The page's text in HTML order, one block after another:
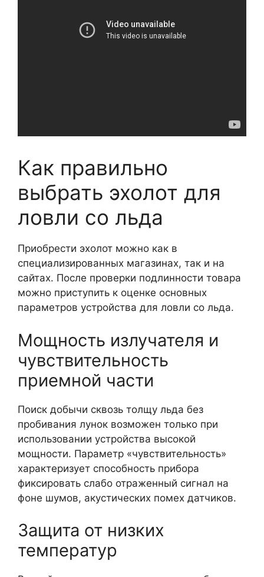
Как правильно
выбрать эхолот для
ловли со льда
Приобрести эхолот можно как в
специализированных магазинах, так и на
сайтах. После проверки подлинности товара
можно приступить к оценке основных
параметров устройства для ловли со льда.
Мощность излучателя и
чувствительность
приемной части
Поиск добычи сквозь толщу льда без
пробивания лунок возможен только при
использовании устройства высокой
мощности. Параметр «чувствительность»
характеризует способность прибора
фиксировать слабо отраженный сигнал на
фоне шумов, акустических помех датчиков.
Защита от низких
температур